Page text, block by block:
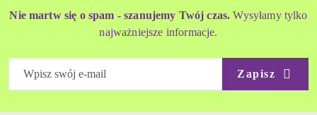
Nie martw się o spam - szanujemy Twój czas. Wysyłamy tylko
najważniejsze informacje.
Zapisz